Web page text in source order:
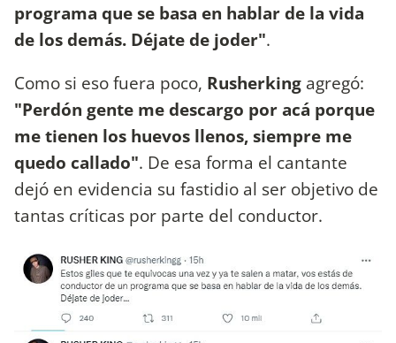
programa que se basa en hablar de la vida
de los demás. Déjate de joder".
Como si eso fuera poco, Rusherking agregó:
"Perdón gente me descargo por acá porque
me tienen los huevos llenos, siempre me
quedo callado". De esa forma el cantante
dejó en evidencia su fastidio al ser objetivo de
tantas críticas por parte del conductor.